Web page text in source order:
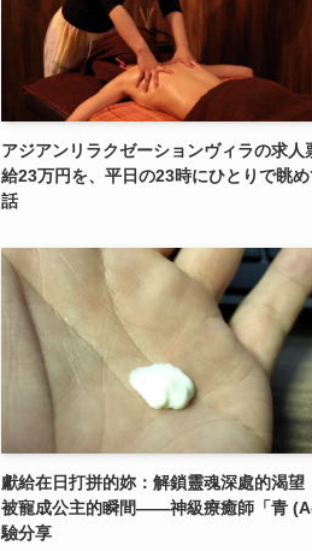
アジアンリラクゼーションヴィラの求人
給23万円を、平日の23時にひとりで眺
話
獻給在日打拼的妳：解鎖靈魂深處的渴望
被寵成公主的瞬間——神級療癒師「青
驗分享